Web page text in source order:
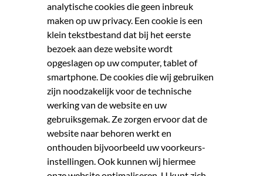
analytische cookies die geen inbreuk
maken op uw privacy. Een cookie is een
klein tekstbestand dat bij het eerste
bezoek aan deze website wordt
opgeslagen op uw computer, tablet of
smartphone. De cookies die wij gebruiken
zijn noodzakelijk voor de technische
werking van de website en uw
gebruiksgemak. Ze zorgen ervoor dat de
website naar behoren werkt en
onthouden bijvoorbeeld uw voorkeurs­
instellingen. Ook kunnen wij hiermee